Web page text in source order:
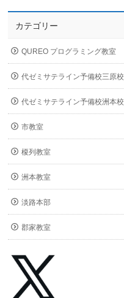
カテゴリー
QUREO プログラミング教室
代ゼミサテライン予備校三原校
代ゼミサテライン予備校洲本校
市教室
榎列教室
洲本教室
淡路本部
郡家教室